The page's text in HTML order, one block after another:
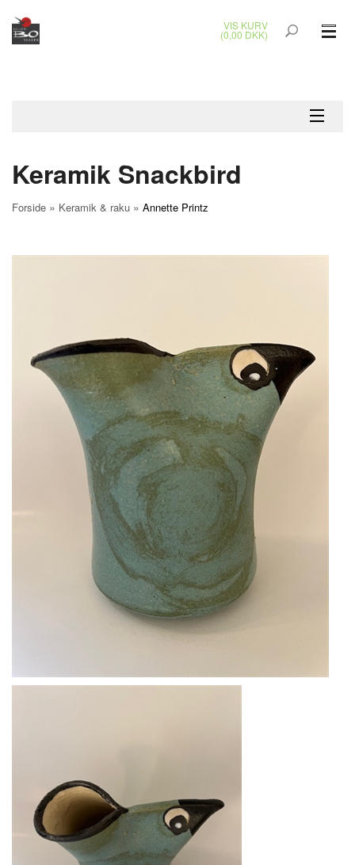
VIS KURV
(0,00 DKK)
GAVEKORT
KUNSTNERE
KUNSTTRYK OG KORT
★ ★ ★ ★ ★
GAVEKORT
ERHVERVSINDRETNING OM
Keramik Snackbird
Forside » Keramik & raku » Annette Printz